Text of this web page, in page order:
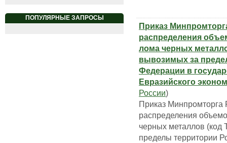
ПОПУЛЯРНЫЕ ЗАПРОСЫ
Приказ
распределения
лома черных
вывозимых за
Федерации в
Евразийского
России)
Приказ Минпромторга
распределения
черных металлов
пределы территории